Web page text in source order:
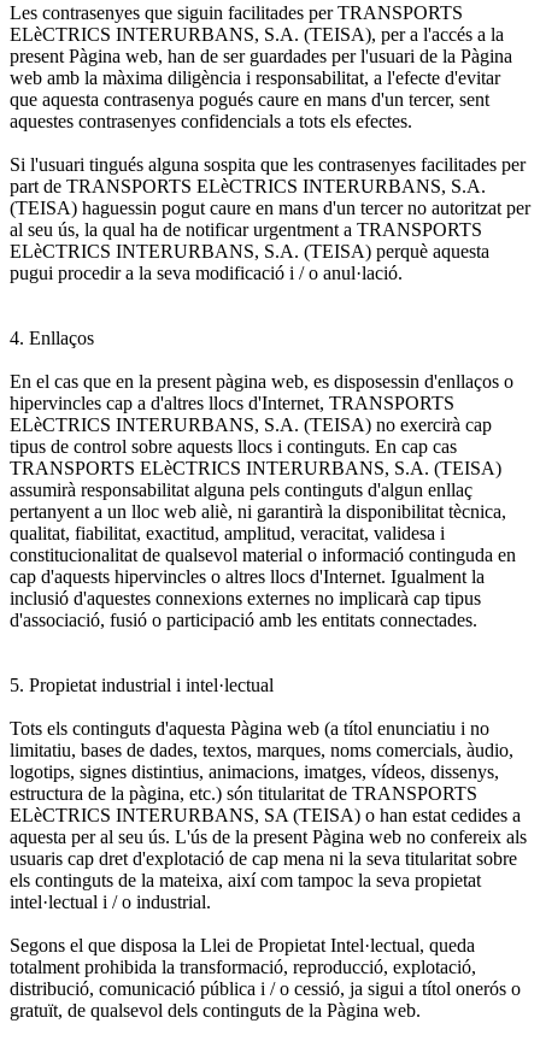
Les contrasenyes que siguin facilitades per TRANSPORTS
ELèCTRICS INTERURBANS, S.A. (TEISA), per a l'accés a la
present Pàgina web, han de ser guardades per l'usuari de la Pàgina
web amb la màxima diligència i responsabilitat, a l'efecte d'evitar
que aquesta contrasenya pogués caure en mans d'un tercer, sent
aquestes contrasenyes confidencials a tots els efectes.
Si l'usuari tingués alguna sospita que les contrasenyes facilitades per
part de TRANSPORTS ELèCTRICS INTERURBANS, S.A.
(TEISA) haguessin pogut caure en mans d'un tercer no autoritzat per
al seu ús, la qual ha de notificar urgentment a TRANSPORTS
ELèCTRICS INTERURBANS, S.A. (TEISA) perquè aquesta
pugui procedir a la seva modificació i / o anul·lació.
4. Enllaços
En el cas que en la present pàgina web, es disposessin d'enllaços o
hipervincles cap a d'altres llocs d'Internet, TRANSPORTS
ELèCTRICS INTERURBANS, S.A. (TEISA) no exercirà cap
tipus de control sobre aquests llocs i continguts. En cap cas
TRANSPORTS ELèCTRICS INTERURBANS, S.A. (TEISA)
assumirà responsabilitat alguna pels continguts d'algun enllaç
pertanyent a un lloc web aliè, ni garantirà la disponibilitat tècnica,
qualitat, fiabilitat, exactitud, amplitud, veracitat, validesa i
constitucionalitat de qualsevol material o informació continguda en
cap d'aquests hipervincles o altres llocs d'Internet. Igualment la
inclusió d'aquestes connexions externes no implicarà cap tipus
d'associació, fusió o participació amb les entitats connectades.
5. Propietat industrial i intel·lectual
Tots els continguts d'aquesta Pàgina web (a títol enunciatiu i no
limitatiu, bases de dades, textos, marques, noms comercials, àudio,
logotips, signes distintius, animacions, imatges, vídeos, dissenys,
estructura de la pàgina, etc.) són titularitat de TRANSPORTS
ELèCTRICS INTERURBANS, SA (TEISA) o han estat cedides a
aquesta per al seu ús. L'ús de la present Pàgina web no confereix als
usuaris cap dret d'explotació de cap mena ni la seva titularitat sobre
els continguts de la mateixa, així com tampoc la seva propietat
intel·lectual i / o industrial.
Segons el que disposa la Llei de Propietat Intel·lectual, queda
totalment prohibida la transformació, reproducció, explotació,
distribució, comunicació pública i / o cessió, ja sigui a títol onerós o
gratuït, de qualsevol dels continguts de la Pàgina web.